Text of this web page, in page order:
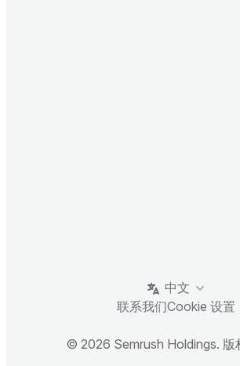
中文
联系我们Cookie 设置
© 2026 Semrush Holdings. 版